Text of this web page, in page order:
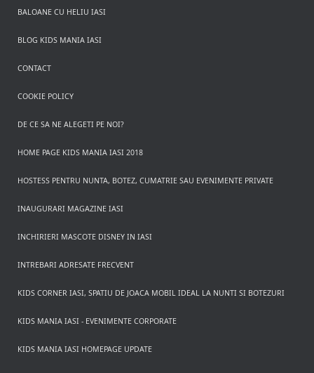
BALOANE CU HELIU IASI
BLOG KIDS MANIA IASI
CONTACT
COOKIE POLICY
DE CE SA NE ALEGETI PE NOI?
HOME PAGE KIDS MANIA IASI 2018
HOSTESS PENTRU NUNTA, BOTEZ, CUMATRIE SAU EVENIMENTE PRIVATE
INAUGURARI MAGAZINE IASI
INCHIRIERI MASCOTE DISNEY IN IASI
INTREBARI ADRESATE FRECVENT
KIDS CORNER IASI, SPATIU DE JOACA MOBIL IDEAL LA NUNTI SI BOTEZURI
KIDS MANIA IASI - EVENIMENTE CORPORATE
KIDS MANIA IASI HOMEPAGE UPDATE